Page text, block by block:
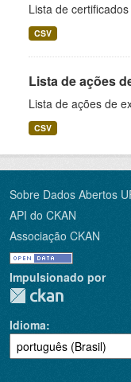
Lista de
CSV
Lista de ações
Lista de ações de
CSV
Sobre Dados Abertos
API do CKAN
Associação CKAN
Impulsionado por
Idioma